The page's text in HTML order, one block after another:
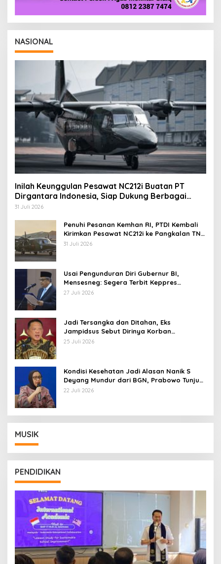
NASIONAL
Inilah Keunggulan Pesawat NC212i Buatan PT
Dirgantara Indonesia, Siap Dukung Berbagai
Operasi TNI
31 Juli 2026
Penuhi Pesanan Kemhan RI, PTDI Kembali
Kirimkan Pesawat NC212i ke Pangkalan TNI
AU
31 Juli 2026
Usai Pengunduran Diri Gubernur BI,
Mensesneg: Segera Terbit Keppres
Pemberhentian dengan Hormat
27 Juli 2026
Jadi Tersangka dan Ditahan, Eks
Jampidsus Sebut Dirinya Korban
Kriminalisasi
25 Juli 2026
Kondisi Kesehatan Jadi Alasan Nanik S
Deyang Mundur dari BGN, Prabowo Tunjuk
Wamentan Sudaryono
22 Juli 2026
MUSIK
PENDIDIKAN